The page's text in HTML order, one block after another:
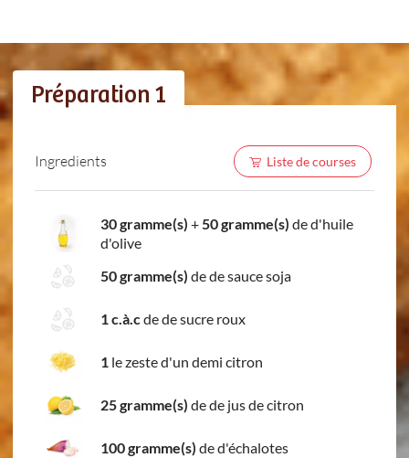
Préparation 1
Ingredients Liste de courses
30 gramme(s) +50 gramme(s) de d'huile
d'olive
50 gramme(s) de de sauce soja
1 c.à.cde de sucre roux
1 le zeste d'un demi citron
25 gramme(s) de de jus de citron
100 gramme(s) de d'échalotes